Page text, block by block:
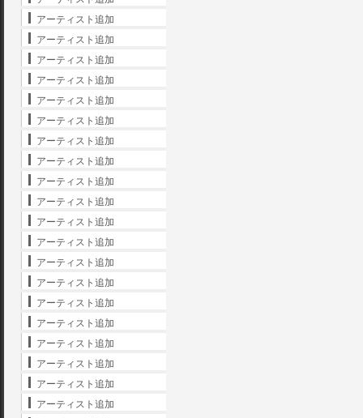
アーティスト追加
アーティスト追加
アーティスト追加
アーティスト追加
アーティスト追加
アーティスト追加
アーティスト追加
アーティスト追加
アーティスト追加
アーティスト追加
アーティスト追加
アーティスト追加
アーティスト追加
アーティスト追加
アーティスト追加
アーティスト追加
アーティスト追加
アーティスト追加
アーティスト追加
アーティスト追加